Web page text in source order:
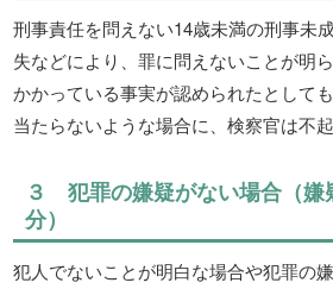
刑事責任を問えない14歳未満の刑事未
失などにより、罪に問えないことが明
かかっている事実が認められたとして
当たらないような場合に、検察官は不
３ 犯罪の嫌疑がない場合（嫌
分）
犯人でないことが明白な場合や犯罪の